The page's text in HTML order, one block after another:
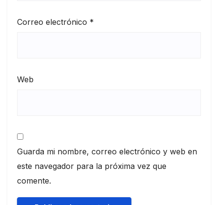
Correo electrónico *
Web
Guarda mi nombre, correo electrónico y web en
este navegador para la próxima vez que
comente.